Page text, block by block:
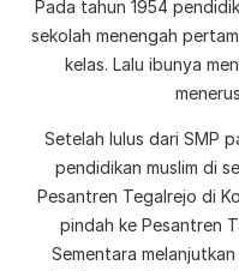
Pada tahun 1954
sekolah menengah
kelas. Lalu ibunya
Setelah lulus dari SMP
pendidikan muslim di
Pesantren Tegalrejo di
pindah ke Pesantren
Sementara